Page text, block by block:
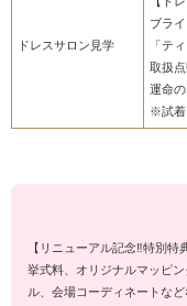
ドレスサロン見学
ブラ
「テ
取扱
運命
※試着
【リニューアル記念‼特別特
挙式料、オリジナルマッピ
ル、会場コーディネートな